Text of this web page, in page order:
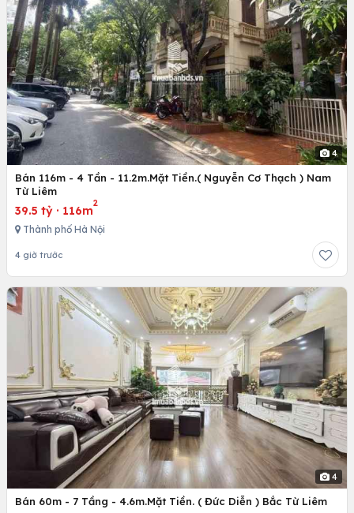
4
Bán 116m - 4 Tần - 11.2m.Mặt Tiền.( Nguyễn Cơ Thạch ) Nam
Từ Liêm
39.5 tỷ · 116m
2
Thành phố Hà Nội
4 giờ trước
4
Bán 60m - 7 Tầng - 4.6m.Mặt Tiền. ( Đức Diễn ) Bắc Từ Liêm